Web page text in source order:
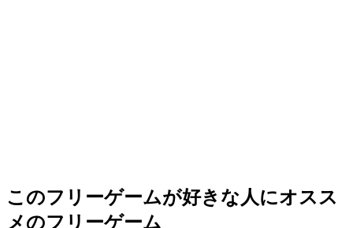
このフリーゲームが好きな人にオスス
メのフリーゲーム